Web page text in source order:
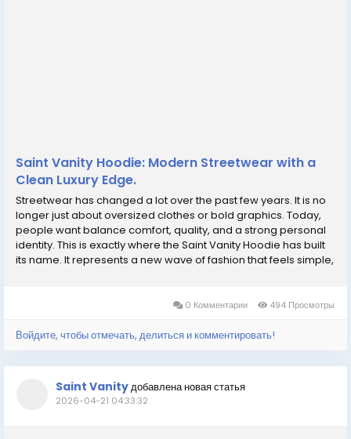
Saint Vanity Hoodie: Modern Streetwear with a
Clean Luxury Edge.
Streetwear has changed a lot over the past few years. It is no
longer just about oversized clothes or bold graphics. Today,
people want balance comfort, quality, and a strong personal
identity. This is exactly where the Saint Vanity Hoodie has built
its name. It represents a new wave of fashion that feels simple,
0 Комментарии 494 Просмотры
Войдите, чтобы отмечать, делиться и комментировать!
Saint Vanityдобавлена новая статья
2026-04-21 04:33:32